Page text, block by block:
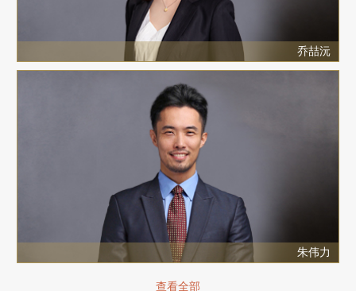
乔喆沅
朱伟力
查看全部